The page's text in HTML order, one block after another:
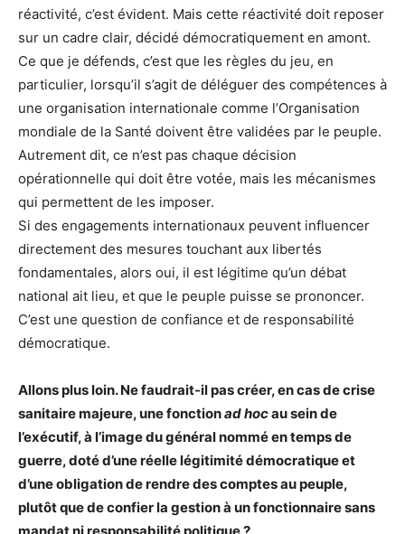
réactivité, c’est évident. Mais cette réactivité doit reposer
sur un cadre clair, décidé démocratiquement en amont.
Ce que je défends, c’est que les règles du jeu, en
particulier, lorsqu’il s’agit de déléguer des compétences à
une organisation internationale comme l’Organisation
mondiale de la Santé doivent être validées par le peuple.
Autrement dit, ce n’est pas chaque décision
opérationnelle qui doit être votée, mais les mécanismes
qui permettent de les imposer.
Si des engagements internationaux peuvent influencer
directement des mesures touchant aux libertés
fondamentales, alors oui, il est légitime qu’un débat
national ait lieu, et que le peuple puisse se prononcer.
C’est une question de confiance et de responsabilité
démocratique.
Allons plus loin. Ne faudrait-il pas créer, en cas de crise
sanitaire majeure, une fonctionad hocau sein de
l’exécutif, à l’image du général nommé en temps de
guerre, doté d’une réelle légitimité démocratique et
d’une obligation de rendre des comptes au peuple,
plutôt que de confier la gestion à un fonctionnaire sans
mandat ni responsabilité politique ?